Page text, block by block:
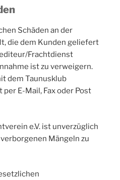
Schäden an der
die dem Kunden geliefert
Frachtdienst
ist zu verweigern.
dem Taunusklub
per E-Mail, Fax oder Post
e.V. ist unverzüglich
Mängeln zu